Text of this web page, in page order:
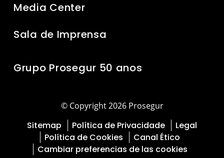
Media Center
Sala de Imprensa
Grupo Prosegur 50 anos
© Copyright 2026 Prosegur
Sitemap Política de Privacidade
Legal
Política de Cookies
Canal Ético
Cambiar preferencias de las cookies